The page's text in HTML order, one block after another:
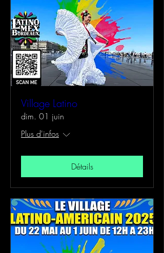
Village Latino
dim. 01 juin
Plus d'infos
Détails